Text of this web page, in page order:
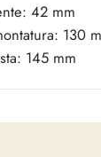
42 mm
130
145 mm